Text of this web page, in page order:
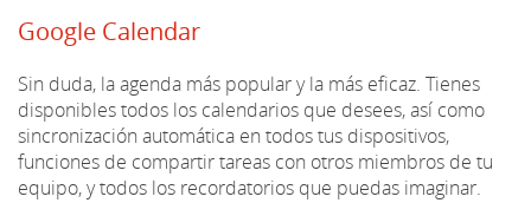
Google Calendar
Sin duda, la agenda más popular y la más eficaz. Tienes
disponibles todos los calendarios que desees, así como
sincronización automática en todos tus dispositivos,
funciones de compartir tareas con otros miembros de tu
equipo, y todos los recordatorios que puedas imaginar.